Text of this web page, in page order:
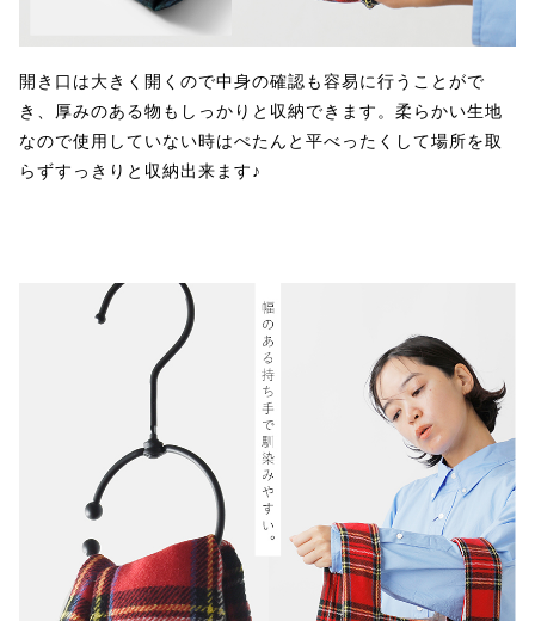
開き口は大きく開くので中身の確認も容易に行うことがで
き、厚みのある物もしっかりと収納できます。柔らかい生地
なので使用していない時はぺたんと平べったくして場所を取
らずすっきりと収納出来ます♪